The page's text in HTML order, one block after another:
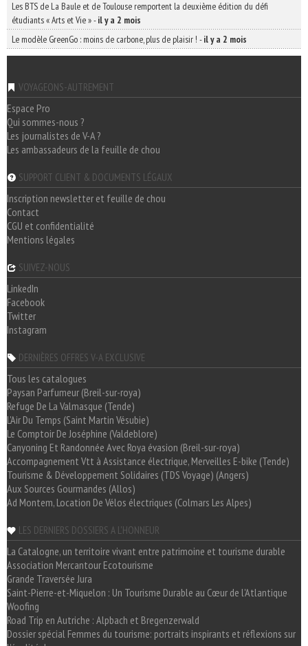
Les BTS de La Baule et de Toulouse remportent la deuxième édition du défi
étudiants « Arts et Vie »-il y a 2 mois
Le modèle GreenGo : moins de carbone, plus de plaisir ! -il y a 2 mois
VOYAGEONS-AUTREMENT
Espace Pro
Qui sommes-nous ?
Les journalistes de V-A ?
Les ambassadeurs de la feuille de chou
SUPPORT CLIENT & DOCUMENTS LÉGAUX
Inscription newsletter et feuille de chou
Contact
CGU et confidentialité
Mentions légales
SUIVEZ-NOUS
LinkedIn
Facebook
Twitter
Instagram
DERNIÈRES OFFRES V-A EXCLUSIVE
Tous les catalogues
Paysan Parfumeur (Breil-sur-roya)
Refuge De La Valmasque (Tende)
L'Air Du Temps (Saint Martin Vésubie)
Le Comptoir De Joséphine (Valdeblore)
Canyoning Et Randonnée Avec Roya évasion (Breil-sur-roya)
Accompagnement Vtt à Assistance électrique, Merveilles E-bike (Tende)
Tourisme & Développement Solidaires (TDS Voyage) (Angers)
Aux Sources Gourmandes (Allos)
Ad Montem, Location De Vélos électriques (Colmars Les Alpes)
LES DERNIERS DOSSIERS A L'HONNEUR
La Catalogne, un territoire vivant entre patrimoine et tourisme durable
Association Mercantour Ecotourisme
Grande Traversée Jura
Saint-Pierre-et-Miquelon : Un Tourisme Durable au Cœur de l'Atlantique
Woofing
Road Trip en Autriche : Alpbach et Bregenzerwald
Dossier spécial Femmes du tourisme: portraits inspirants et réflexions sur